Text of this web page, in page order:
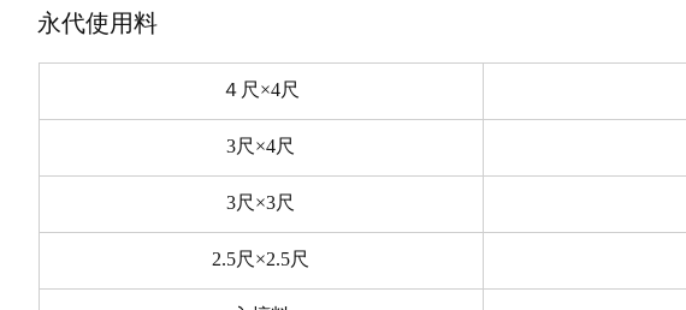
永代使用料
４尺×4尺
3尺×4尺
3尺×3尺
2.5尺×2.5尺